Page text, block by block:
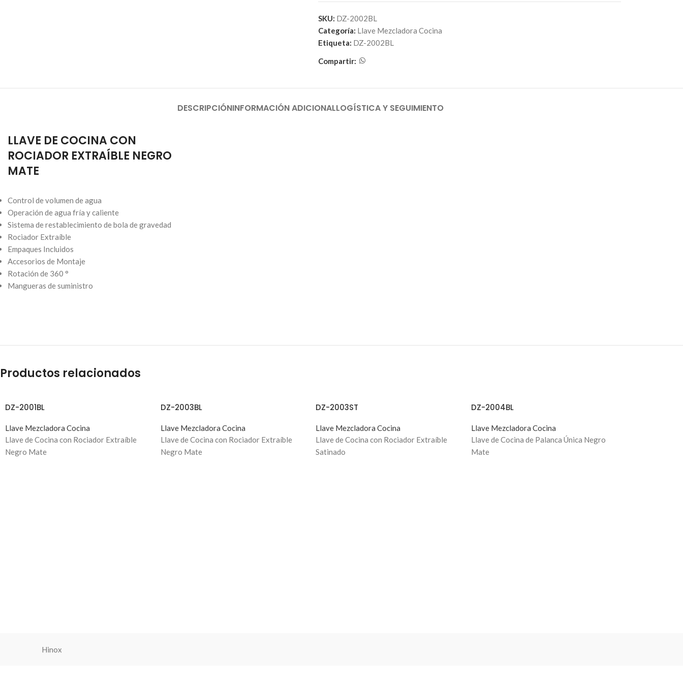
SKU: DZ-2002BL
Categoría: Llave Mezcladora Cocina
Etiqueta: DZ-2002BL
Compartir:
DESCRIPCIÓNINFORMACIÓN ADICIONALLOGÍSTICA Y SEGUIMIENTO
LLAVE DE COCINA CON
ROCIADOR EXTRAÍBLE NEGRO
MATE
Control de volumen de agua
Operación de agua fría y caliente
Sistema de restablecimiento de bola de gravedad
Rociador Extraíble
Empaques Incluidos
Accesorios de Montaje
Rotación de 360 ​​°
Mangueras de suministro
Productos relacionados
DZ-2001BL
Llave Mezcladora Cocina
Llave de Cocina con Rociador Extraíble
Negro Mate
DZ-2003BL
Llave Mezcladora Cocina
Llave de Cocina con Rociador Extraíble
Negro Mate
DZ-2003ST
Llave Mezcladora Cocina
Llave de Cocina con Rociador Extraíble
Satinado
DZ-2004BL
Llave Mezcladora Cocina
Llave de Cocina de Palanca Única Negro
Mate
Hinox